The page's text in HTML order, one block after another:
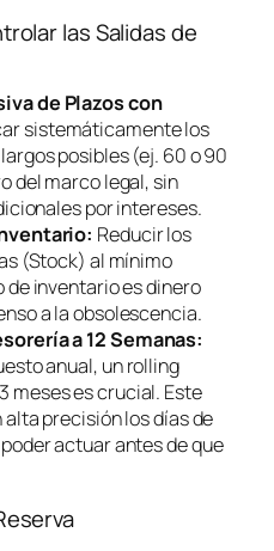
las Salidas de
de Plazos con
sistemáticamente los
posibles (ej. 60 o 90
del marco legal, sin
por intereses.
Reducir los
(Stock) al mínimo
de inventario es dinero
a la obsolescencia.
a 12 Semanas:
anual, unrolling
meses es crucial. Este
precisión los días de
actuar antes de que